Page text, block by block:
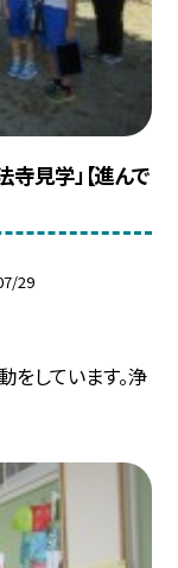
寺見学」【進んで
29
しています。浄